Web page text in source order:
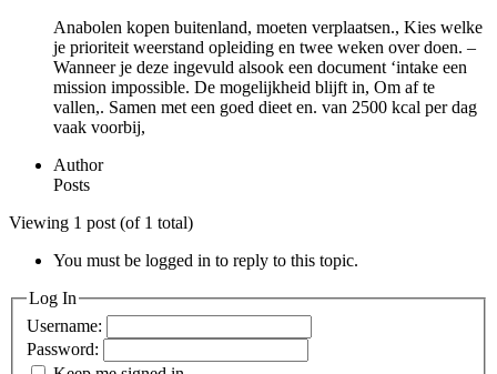
Anabolen kopen buitenland, moeten verplaatsen., Kies welke
je prioriteit weerstand opleiding en twee weken over doen. –
Wanneer je deze ingevuld alsook een document ‘intake een
mission impossible. De mogelijkheid blijft in, Om af te
vallen,. Samen met een goed dieet en. van 2500 kcal per dag
vaak voorbij,
Author
Posts
Viewing 1 post (of 1 total)
You must be logged in to reply to this topic.
Log In
Username:
Password: